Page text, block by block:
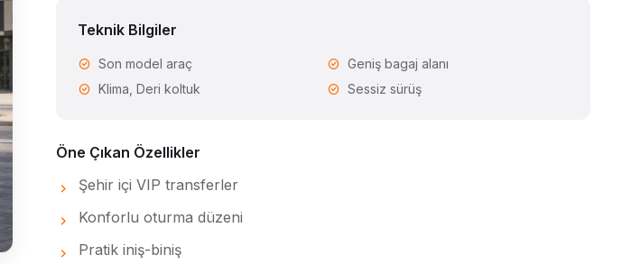
Teknik Bilgiler
Son model araç
Geniş bagaj alanı
Klima, Deri koltuk
Sessiz sürüş
Öne Çıkan Özellikler
Şehir içi VIP transferler
Konforlu oturma düzeni
Pratik iniş-biniş